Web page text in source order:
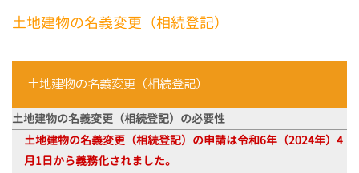
土地建物の名義変更（相続登記）
土地建物の名義変更（相続登記）
土地建物の名義変更（相続登記）の必要性
土地建物の名義変更（相続登記）の申請は令和6年（2024年）4
月1日から義務化されました。